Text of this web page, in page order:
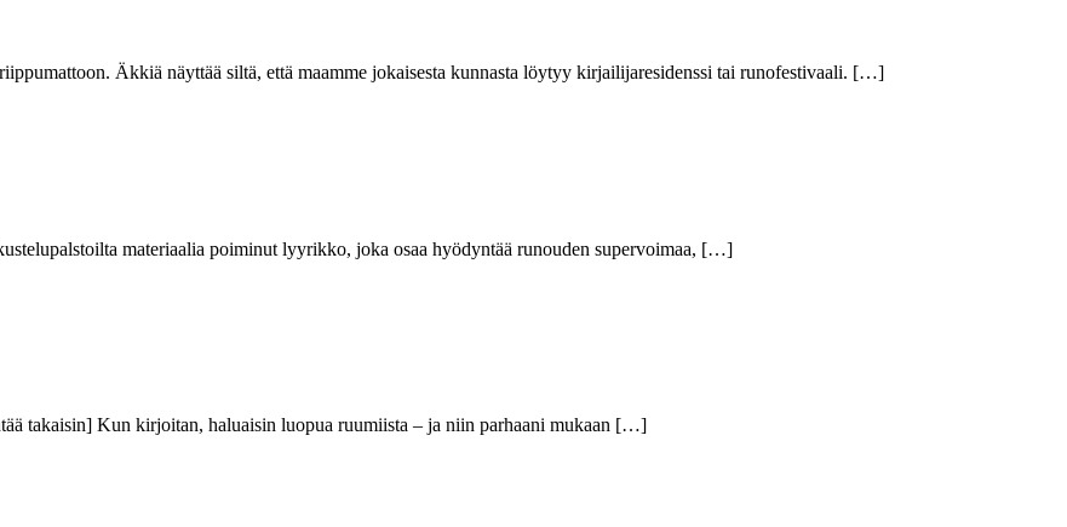
Äkkiä näyttää siltä, että maamme jokaisesta kunnasta löytyy kirjailijaresidenssi tai runofestivaali. […]
materiaalia poiminut lyyrikko, joka osaa hyödyntää runouden supervoimaa, […]
takaisin] Kun kirjoitan, haluaisin luopua ruumiista – ja niin parhaani mukaan […]